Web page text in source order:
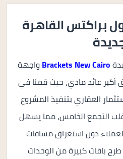
براكتس القاهرة
Brackets New Cairoواجهة
أكبر عائد مادي، حيث قمنا في
العقاري بتنفيذ المشروع
التجمع الخامس، مما يسهل
دون استغراق مسافات
باقات كبيرة من الوحدات